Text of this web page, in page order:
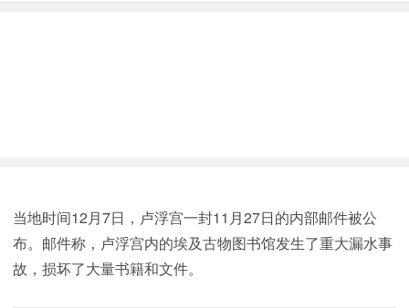
当地时间12月7日，卢浮宫一封11月27日的内部邮件被公
布。邮件称，卢浮宫内的埃及古物图书馆发生了重大漏水事
故，损坏了大量书籍和文件。